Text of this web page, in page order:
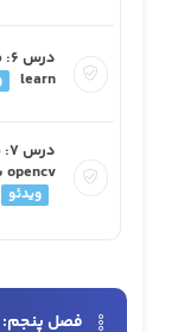
learn
opencv به‌منظور کار با تصاویر
ویدئو
فصل پنجم: